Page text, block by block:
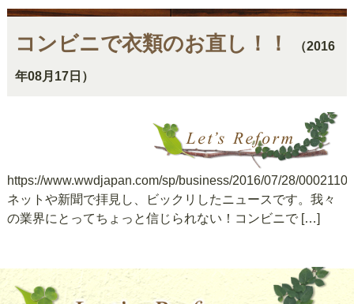
コンビニで衣類のお直し！！ （2016
年08月17日）
https://www.wwdjapan.com/sp/business/2016/07/28/
ネットや新聞で拝見し、ビックリしたニュースです。我々
の業界にとってちょっと信じられない！コンビニで […]